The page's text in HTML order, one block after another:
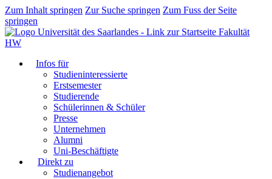
Zum Inhalt springen Zur Suche springen Zum Fuss der Seite
springen
Fakultät
HW
Infos für
Studieninteressierte
Erstsemester
Studierende
Schülerinnen & Schüler
Presse
Unternehmen
Alumni
Uni-Beschäftigte
Direkt zu
Studienangebot